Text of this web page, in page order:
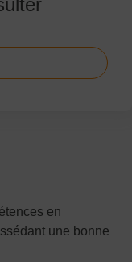
en
une bonne